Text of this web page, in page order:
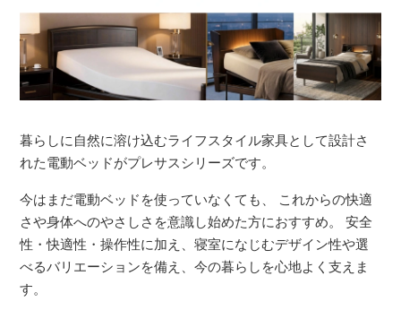
暮らしに自然に溶け込むライフスタイル家具として設計さ
れた電動ベッドがプレサスシリーズです。
今はまだ電動ベッドを使っていなくても、 これからの快適
さや身体へのやさしさを意識し始めた方におすすめ。 安全
性・快適性・操作性に加え、寝室になじむデザイン性や選
べるバリエーションを備え、今の暮らしを心地よく支えま
す。